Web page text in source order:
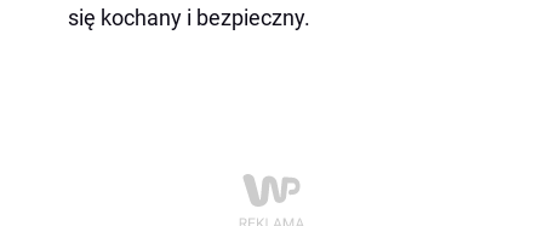
się kochany i bezpieczny.